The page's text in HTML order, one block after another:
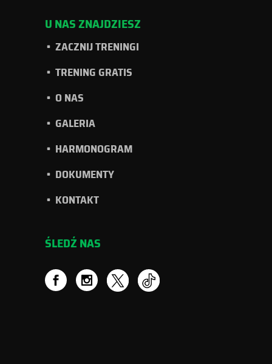
U NAS ZNAJDZIESZ
ZACZNIJ TRENINGI
TRENING GRATIS
O NAS
GALERIA
HARMONOGRAM
DOKUMENTY
KONTAKT
ŚLEDŹ NAS